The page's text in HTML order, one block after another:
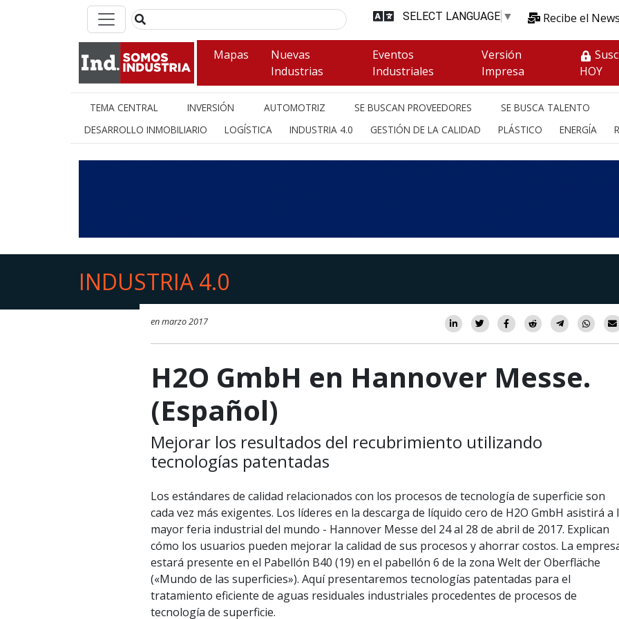
SELECT LANGUAGE ▼ Recibe el
Mapas
Nuevas
Industrias
Eventos
Industriales
Versión
Impresa
HOY
TEMA CENTRAL INVERSIÓN AUTOMOTRIZ SE BUSCAN PROVEEDORES
SE BUSCA TALENTO
DESARROLLO INMOBILIARIO
LOGÍSTICA INDUSTRIA 4.0 GESTIÓN DE LA CALIDAD PLÁSTICO ENERGÍA
INDUSTRIA 4.0
en marzo 2017
H2O GmbH en Hannover Messe.
(Español)
Mejorar los resultados del recubrimiento utilizando
tecnologías patentadas
Los estándares de calidad relacionados con los procesos de tecnología de superficie son
cada vez más exigentes. Los líderes en la descarga de líquido cero de H2O GmbH asistirá a
mayor feria industrial del mundo - Hannover Messe del 24 al 28 de abril de 2017. Explican
cómo los usuarios pueden mejorar la calidad de sus procesos y ahorrar costos. La
estará presente en el Pabellón B40 (19) en el pabellón 6 de la zona Welt der Oberfläche
(«Mundo de las superficies»). Aquí presentaremos tecnologías patentadas para el
tratamiento eficiente de aguas residuales industriales procedentes de procesos de
tecnología de superficie.